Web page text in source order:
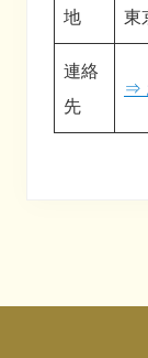
地
東
連絡
先
⇒